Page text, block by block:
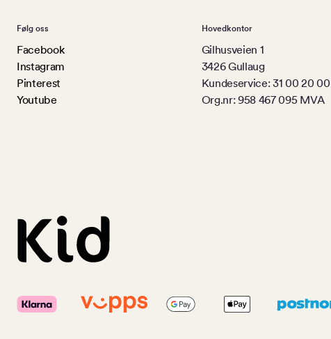
Følg oss
Facebook
Instagram
Pinterest
Youtube
Hovedkontor
Gilhusveien 1
3426 Gullaug
Kundeservice: 31 00 20 00
Org.nr: 958 467 095 MVA